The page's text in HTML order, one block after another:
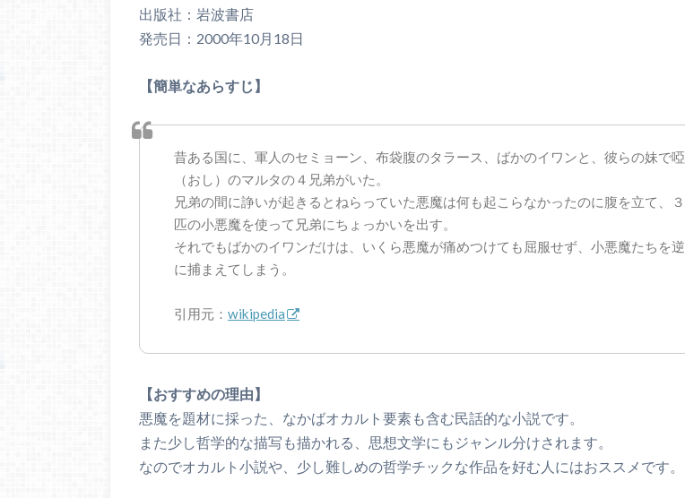
出版社：岩波書店
発売日：2000年10月18日
【簡単なあらすじ】
昔ある国に、軍人のセミョーン、布袋腹のタラース、ばかのイワンと、彼らの妹で啞
（おし）のマルタの４兄弟がいた。
兄弟の間に諍いが起きるとねらっていた悪魔は何も起こらなかったのに腹を立て、３
匹の小悪魔を使って兄弟にちょっかいを出す。
それでもばかのイワンだけは、いくら悪魔が痛めつけても屈服せず、小悪魔たちを逆
に捕まえてしまう。
引用元： wikipedia
【おすすめの理由】
悪魔を題材に採った、なかばオカルト要素も含む民話的な小説です。
また少し哲学的な描写も描かれる、思想文学にもジャンル分けされます。
なのでオカルト小説や、少し難しめの哲学チックな作品を好む人にはおススメです。